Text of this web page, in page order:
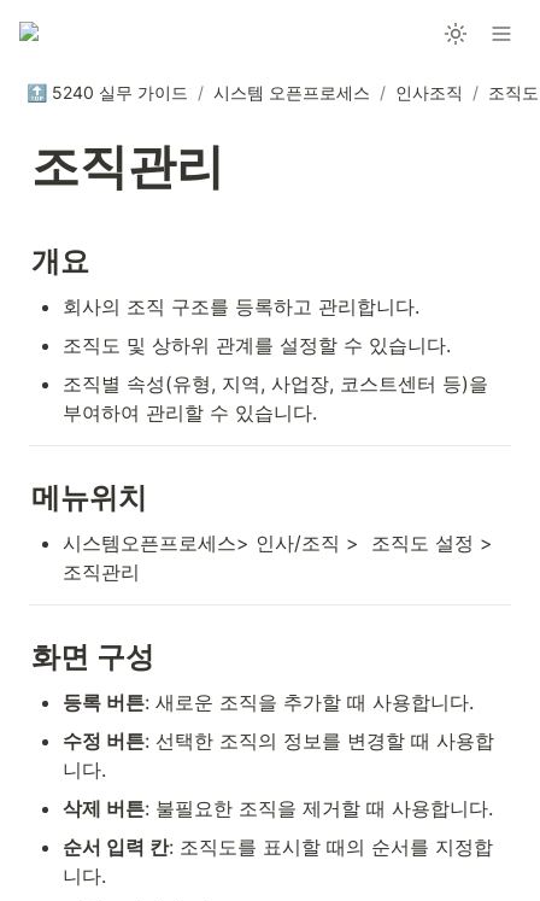
🔝 5240 실무 가이드 / 시스템 오픈프로세스 / 인사조직 / 조직
조직관리
개요
회사의 조직 구조를 등록하고 관리합니다.
조직도 및 상하위 관계를 설정할 수 있습니다.
조직별 속성(유형, 지역, 사업장, 코스트센터 등)을
부여하여 관리할 수 있습니다.
메뉴위치
시스템오픈프로세스> 인사/조직 >  조직도 설정 >
조직관리
화면 구성
등록 버튼: 새로운 조직을 추가할 때 사용합니다.
수정 버튼: 선택한 조직의 정보를 변경할 때 사용합
니다.
삭제 버튼: 불필요한 조직을 제거할 때 사용합니다.
순서 입력 칸: 조직도를 표시할 때의 순서를 지정합
니다.